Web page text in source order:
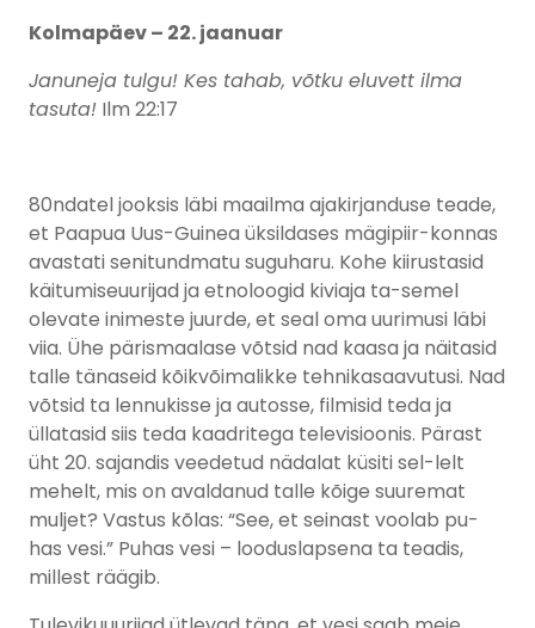
Kolmapäev – 22. jaanuar
Januneja tulgu! Kes tahab, võtku eluvett ilma
tasuta! Ilm 22:17
80ndatel jooksis läbi maailma ajakirjanduse teade,
et Paapua Uus-Guinea üksildases mägipiir-konnas
avastati senitundmatu suguharu. Kohe kiirustasid
käitumiseuurijad ja etnoloogid kiviaja ta-semel
olevate inimeste juurde, et seal oma uurimusi läbi
viia. Ühe pärismaalase võtsid nad kaasa ja näitasid
talle tänaseid kõikvõimalikke tehnikasaavutusi. Nad
võtsid ta lennukisse ja autosse, filmisid teda ja
üllatasid siis teda kaadritega televisioonis. Pärast
üht 20. sajandis veedetud nädalat küsiti sel-lelt
mehelt, mis on avaldanud talle kõige suuremat
muljet? Vastus kõlas: “See, et seinast voolab pu-
has vesi.” Puhas vesi – looduslapsena ta teadis,
millest räägib.